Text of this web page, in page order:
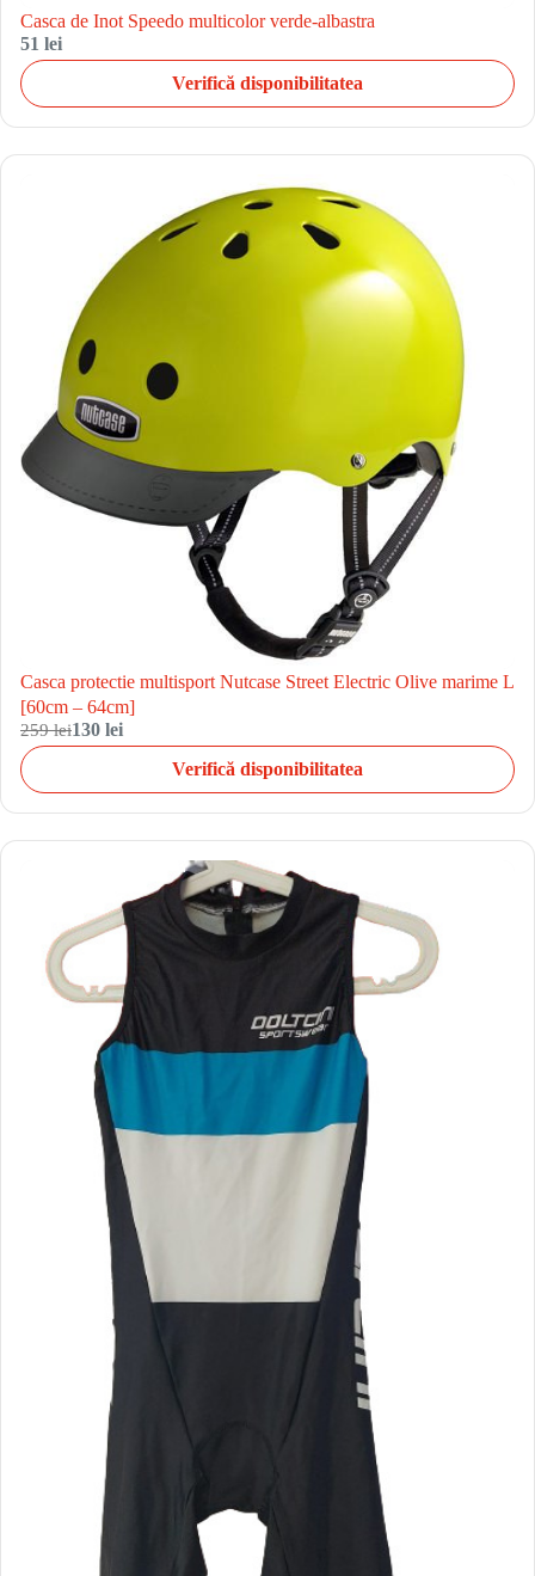
Casca de Inot Speedo multicolor verde-albastra
51 lei
Verifică disponibilitatea
Casca protectie multisport Nutcase Street Electric Olive marime L
[60cm – 64cm]
259 lei130 lei
Verifică disponibilitatea